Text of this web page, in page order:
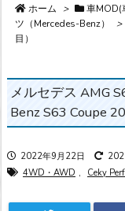
ホーム > 車MOD(
ツ（Mercedes-Benz）
>
目）
メルセデス AMG
Benz S63 Coupe
2022年9月22日
4WD・AWD , Ceky